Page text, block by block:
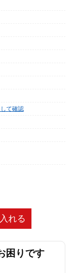
て確認
れる
困りです